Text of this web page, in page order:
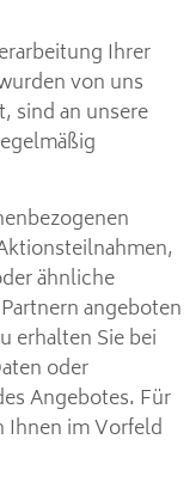
Ihrer
von uns
sind an unsere
ähnliche
angeboten
erhalten Sie bei
oder
Angebotes. Für
Ihnen im Vorfeld